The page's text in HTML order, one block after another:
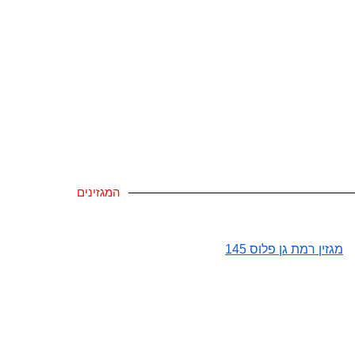
המגזינים
מגזין רמת גן פלוס 145